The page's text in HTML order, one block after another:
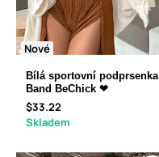
Nové
Bílá sportovní podprsenka
Band BeChick ❤
$33.22
Skladem